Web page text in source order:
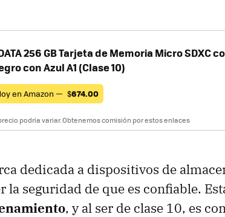
256 GB Tarjeta de Memoria Micro SDXC
con Azul A1 (Clase 10)
en Amazon — $674.00
podría variar. Obtenemos comisión por estos enlaces
dedicada a dispositivos de
la seguridad de que es confiable.
, y al ser de clase 10, es